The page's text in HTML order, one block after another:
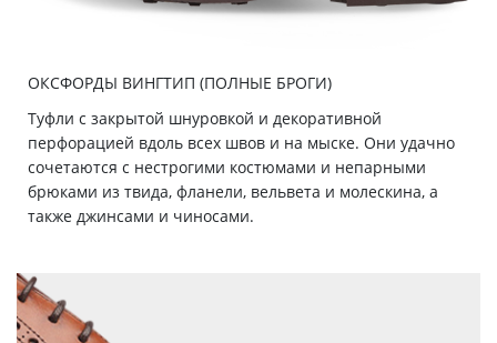
ОКСФОРДЫ ВИНГТИП (ПОЛНЫЕ БРОГИ)
Туфли с закрытой шнуровкой и декоративной
перфорацией вдоль всех швов и на мыске. Они удачно
сочетаются с нестрогими костюмами и непарными
брюками из твида, фланели, вельвета и молескина, а
также джинсами и чиносами.